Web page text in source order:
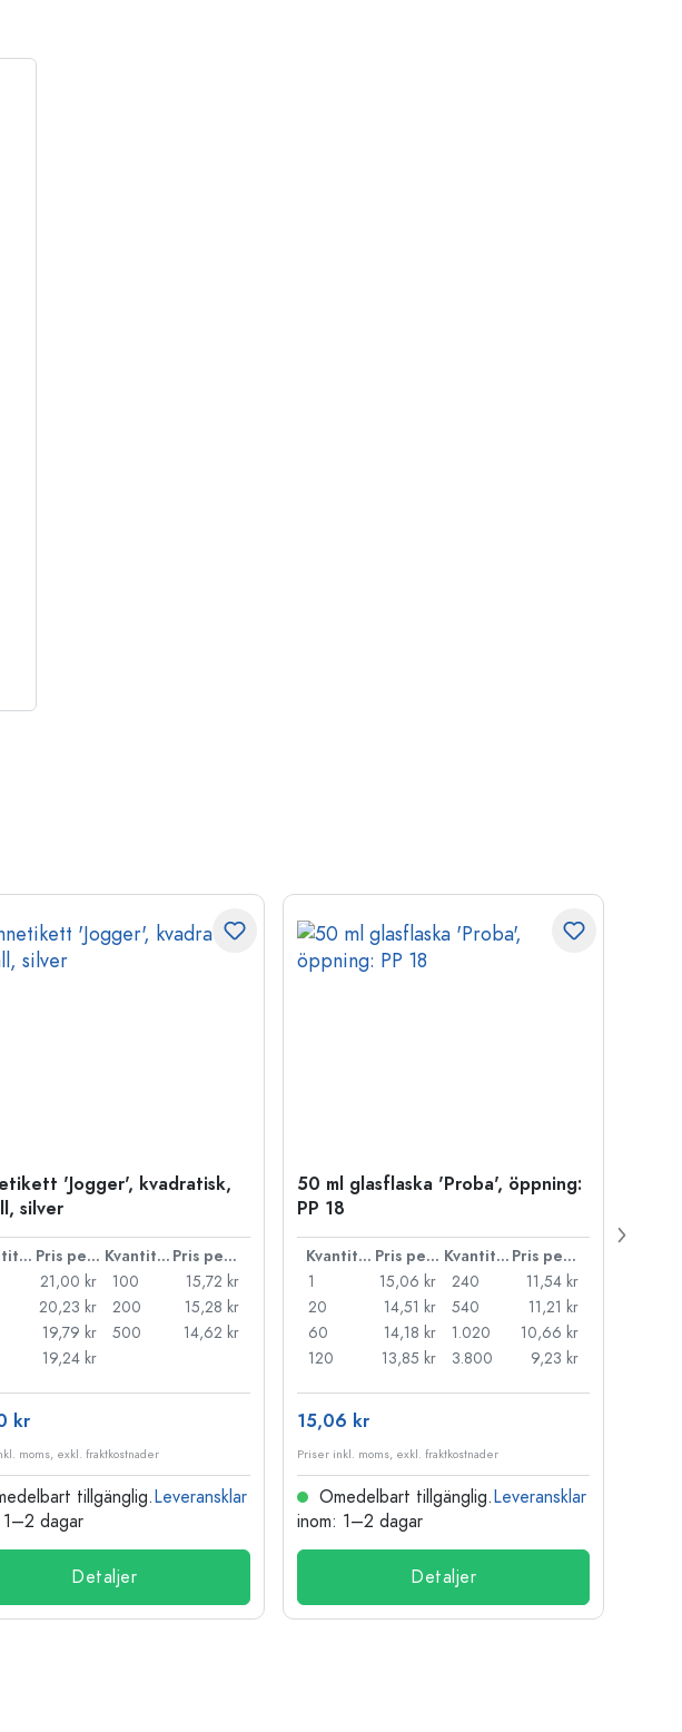
'Jogger', kvadratisk,
silver
Kvantitet Pris per styck Kvantitet
Pris per styck
21,00 kr
20,23 kr
19,79 kr
19,24 kr
100
15,72 kr
200
15,28 kr
500
14,62 kr
kr
moms, exkl. fraktkostnader
tillgänglig.Leveransklar
1–2 dagar
Detaljer
50 ml glasflaska 'Proba', öppning:
PP 18
Kvantitet Pris per styck Kvantitet
Pris per styck
1
15,06 kr
20
14,51 kr
60
14,18 kr
120
13,85 kr
240
11,54 kr
540
11,21 kr
1.020
10,66 kr
3.800
9,23 kr
15,06 kr
Priser inkl. moms, exkl. fraktkostnader
Omedelbart tillgänglig.Leveransklar
inom: 1–2 dagar
Detaljer